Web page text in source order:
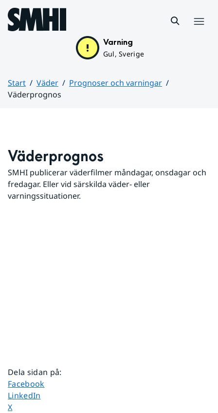
Hoppa till sidans innehåll
Varning
Gul, Sverige
Start Väder
Prognoser och varningar
Väderprognos
Väderprognos
SMHI publicerar väderfilmer måndagar, onsdagar och
fredagar. Eller vid särskilda väder- eller
varningssituationer.
Dela sidan på:
Dela sidan på
Facebook
Dela sidan på
LinkedIn
Dela sidan på
X